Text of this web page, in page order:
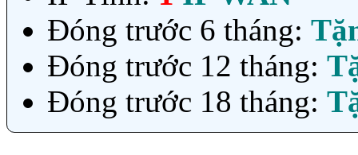
Đóng trước 6 tháng:
Đóng trước 12 tháng:
Đóng trước 18 tháng: